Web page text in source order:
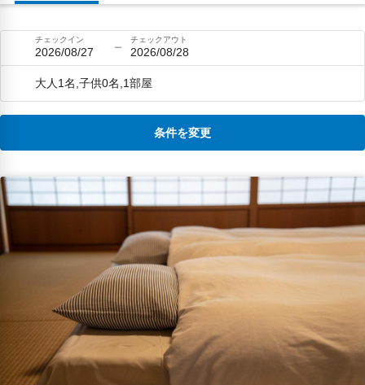
お勧めしたい宿坊でした。
一般の宿泊よりも早めの時間制限あ
来、お寺の雰囲気を体感、体験出来
満足です。 次回はもう早めに来て、
チェックイン
2026/08/27
チェックアウト
2026/08/28
大人1名,子供0名,1部屋
条件を変更